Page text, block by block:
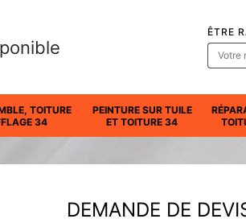
ÊTRE
TOITURE
34
PEINTURE SUR TUILE
ET TOITURE 34
DEMANDE DE